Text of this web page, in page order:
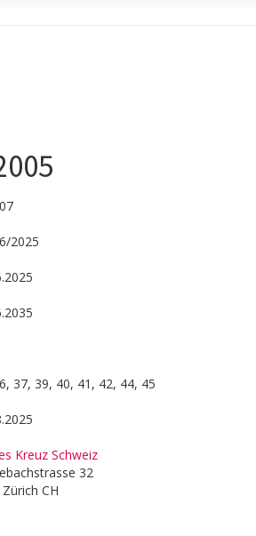
2025
37, 39, 40, 41, 42, 44, 45
Kreuz Schweiz
32
CH